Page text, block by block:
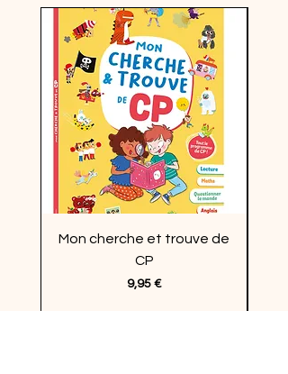
Mon cherche et trouve de
CP
Prix
9,95 €